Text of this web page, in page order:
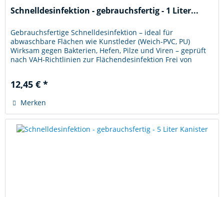
Schnelldesinfektion - gebrauchsfertig - 1 Liter...
Gebrauchsfertige Schnelldesinfektion – ideal für
abwaschbare Flächen wie Kunstleder (Weich-PVC, PU)
Wirksam gegen Bakterien, Hefen, Pilze und Viren – geprüft
nach VAH-Richtlinien zur Flächendesinfektion Frei von
12,45 € *
Merken